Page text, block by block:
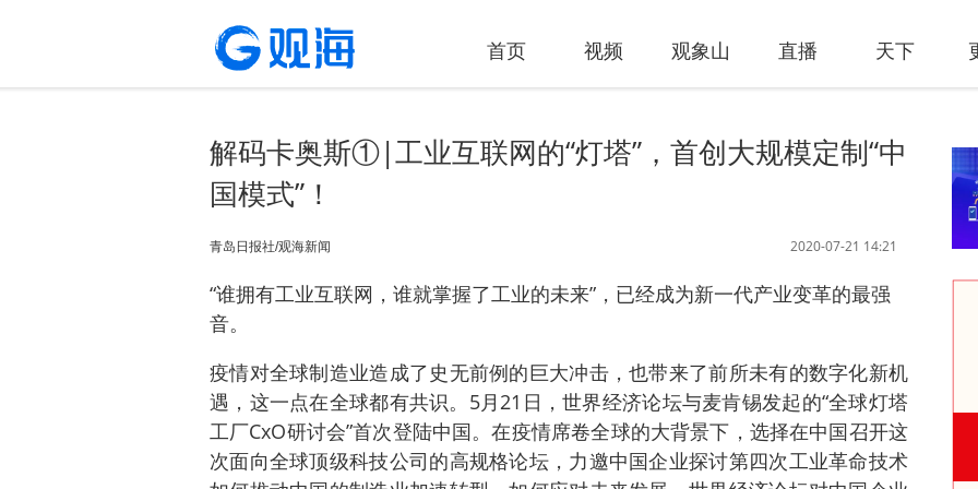
首页 视频 观象山 直播 天下
解码卡奥斯①|工业互联网的“灯塔”，首创大规模定制“中
国模式”！
2020-07-21 14:21
青岛日报社/观海新闻
“谁拥有工业互联网，谁就掌握了工业的未来”，已经成为新一代产业变革的最强
音。
疫情对全球制造业造成了史无前例的巨大冲击，也带来了前所未有的数字化新机
遇，这一点在全球都有共识。5月21日，世界经济论坛与麦肯锡发起的“全球灯塔
工厂CxO研讨会”首次登陆中国。在疫情席卷全球的大背景下，选择在中国召开这
次面向全球顶级科技公司的高规格论坛，力邀中国企业探讨第四次工业革命技术